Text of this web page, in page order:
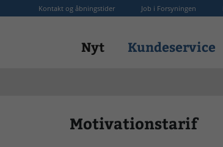
Kontakt og åbningstider Job i Forsyningen
Nyt Kundeservice
Motivationstarif